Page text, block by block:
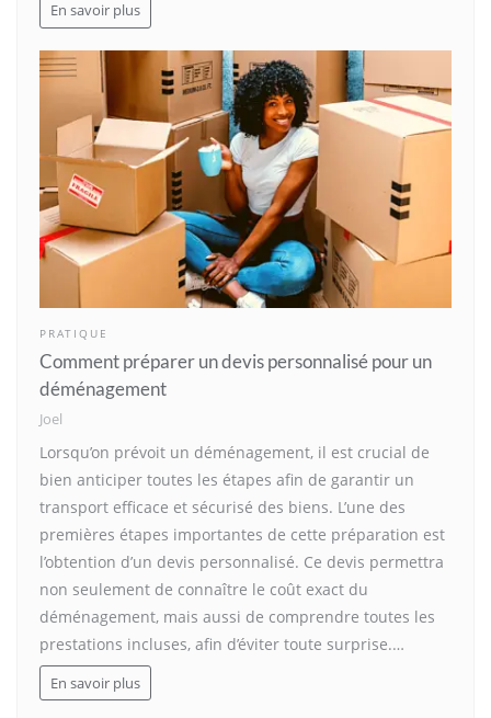
En savoir plus
PRATIQUE
Comment préparer un devis personnalisé pour un
déménagement
Joel
Lorsqu’on prévoit un déménagement, il est crucial de
bien anticiper toutes les étapes afin de garantir un
transport efficace et sécurisé des biens. L’une des
premières étapes importantes de cette préparation est
l’obtention d’un devis personnalisé. Ce devis permettra
non seulement de connaître le coût exact du
déménagement, mais aussi de comprendre toutes les
prestations incluses, afin d’éviter toute surprise.…
En savoir plus